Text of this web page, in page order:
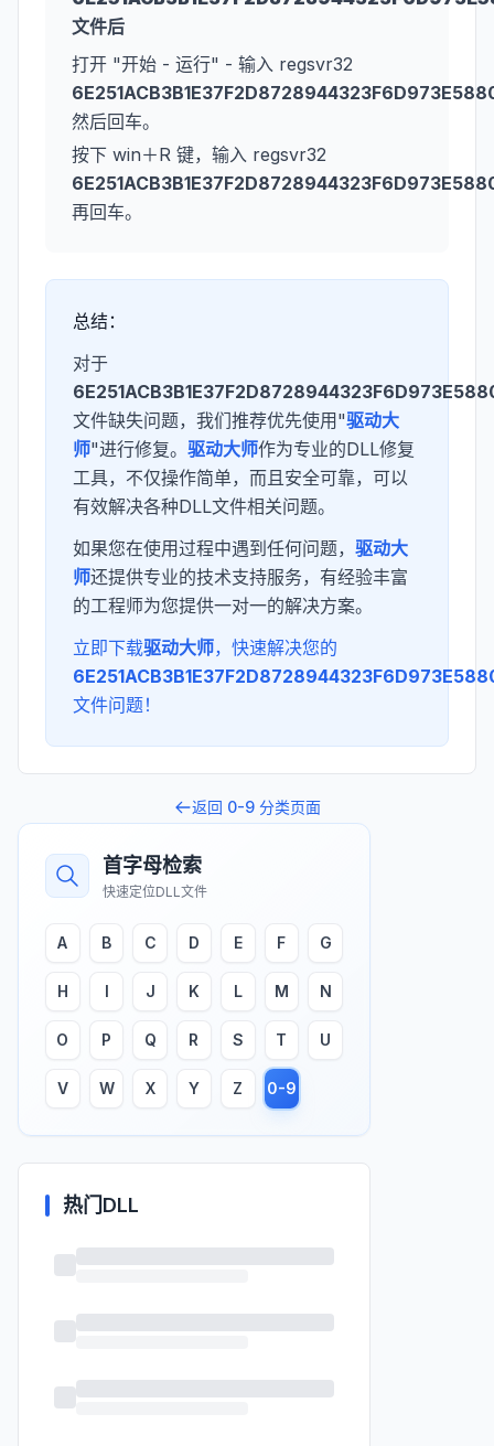
文件后
打开 "开始 - 运行" - 输入 regsvr32
然后回车。
按下 win＋R 键，输入 regsvr32
再回车。
总结：
对于
文件缺失问题，我们推荐优先使用"驱动大
师"进行修复。 驱动大师作为专业的DLL修复
工具，不仅操作简单，而且安全可靠，可以
有效解决各种DLL文件相关问题。
如果您在使用过程中遇到任何问题， 驱动大
师还提供专业的技术支持服务，有经验丰富
的工程师为您提供一对一的解决方案。
立即下载驱动大师，快速解决您的
文件问题！
返回 0-9分类页面
首字母检索
快速定位DLL文件
A B C D E F G
H I J K L M N
O P Q R S T U
V W X Y Z 0-9
热门DLL